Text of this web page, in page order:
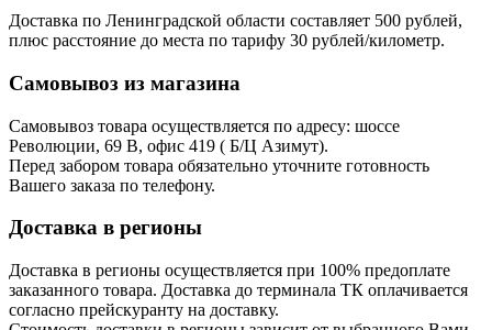
Доставка по Ленинградской области составляет 500 рублей,
плюс расстояние до места по тарифу 30 рублей/километр.
Самовывоз из магазина
Самовывоз товара осуществляется по адресу: шоссе
Революции, 69 В, офис 419 ( Б/Ц Азимут).
Перед забором товара обязательно уточните готовность
Вашего заказа по телефону.
Доставка в регионы
Доставка в регионы осуществляется при 100% предоплате
заказанного товара. Доставка до терминала ТК оплачивается
согласно прейскуранту на доставку.